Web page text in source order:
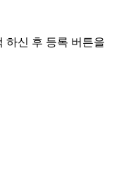
하신 후 등록 버튼을